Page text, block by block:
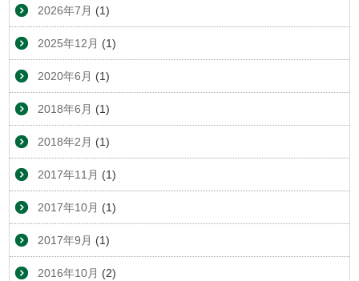
2026年7月 (1)
2025年12月 (1)
2020年6月 (1)
2018年6月 (1)
2018年2月 (1)
2017年11月 (1)
2017年10月 (1)
2017年9月 (1)
2016年10月 (2)